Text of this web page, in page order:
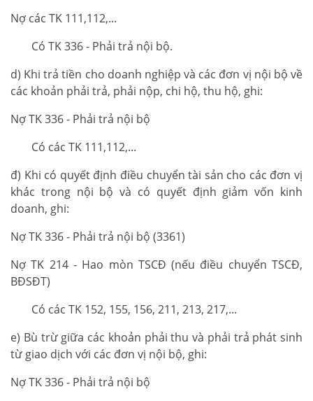
Nợ các TK 111,112,...
Có TK 336 - Phải trả nội bộ.
d) Khi trả tiền cho doanh nghiệp và các đơn vị nội bộ về
các khoản phải trả, phải nộp, chi hộ, thu hộ, ghi:
Nợ TK 336 - Phải trả nội bộ
Có các TK 111,112,...
đ) Khi có quyết định điều chuyển tài sản cho các đơn vị
khác trong nội bộ và có quyết định giảm vốn kinh
doanh, ghi:
Nợ TK 336 - Phải trả nội bộ (3361)
Nợ TK 214 - Hao mòn TSCĐ (nếu điều chuyển TSCĐ,
BĐSĐT)
Có các TK 152, 155, 156, 211, 213, 217,...
e) Bù trừ giữa các khoản phải thu và phải trả phát sinh
từ giao dịch với các đơn vị nội bộ, ghi:
Nợ TK 336 - Phải trả nội bộ